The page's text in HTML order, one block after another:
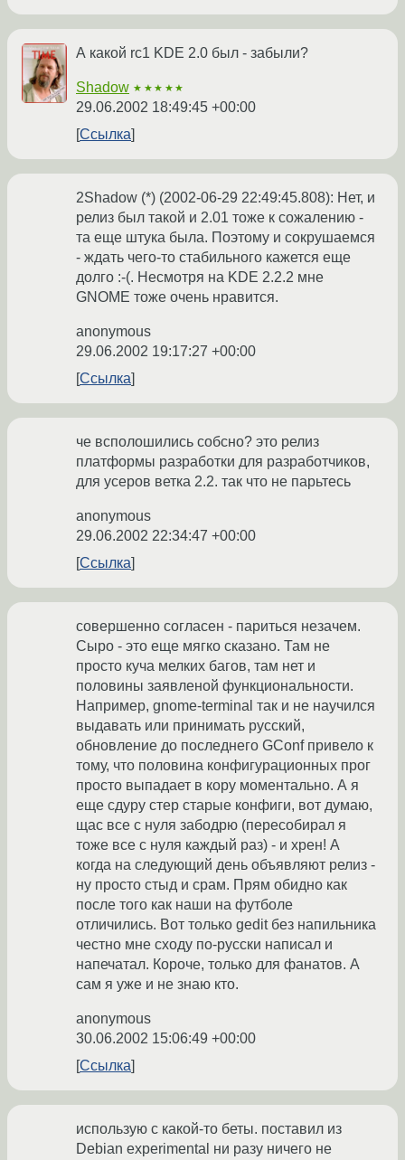
А какой rc1 KDE 2.0 был - забыли?
Shadow ★★★★★
29.06.2002 18:49:45 +00:00
Ссылка
2Shadow (*) (2002-06-29 22:49:45.808): Нет, и
релиз был такой и 2.01 тоже к сожалению -
та еще штука была. Поэтому и сокрушаемся
- ждать чего-то стабильного кажется еще
долго :-(. Несмотря на KDE 2.2.2 мне
GNOME тоже очень нравится.
anonymous
29.06.2002 19:17:27 +00:00
Ссылка
че всполошились собсно? это релиз
платформы разработки для разработчиков,
для усеров ветка 2.2. так что не парьтесь
anonymous
29.06.2002 22:34:47 +00:00
Ссылка
совершенно согласен - париться незачем.
Сыро - это еще мягко сказано. Там не
просто куча мелких багов, там нет и
половины заявленой функциональности.
Например, gnome-terminal так и не научился
выдавать или принимать русский,
обновление до последнего GConf привело к
тому, что половина конфигурационных прог
просто выпадает в кору моментально. А я
еще сдуру стер старые конфиги, вот думаю,
щас все с нуля забодрю (пересобирал я
тоже все с нуля каждый раз) - и хрен! А
когда на следующий день объявляют релиз -
ну просто стыд и срам. Прям обидно как
после того как наши на футболе
отличились. Вот только gedit без напильника
честно мне сходу по-русски написал и
напечатал. Короче, только для фанатов. А
сам я уже и не знаю кто.
anonymous
30.06.2002 15:06:49 +00:00
Ссылка
использую с какой-то беты. поставил из
Debian experimental ни разу ничего не